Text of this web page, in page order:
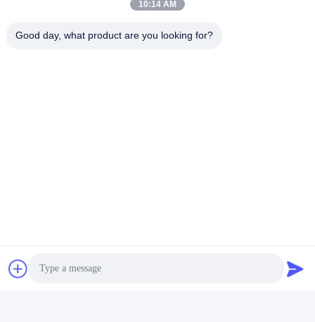
10:14 AM
Good day, what product are you looking for?